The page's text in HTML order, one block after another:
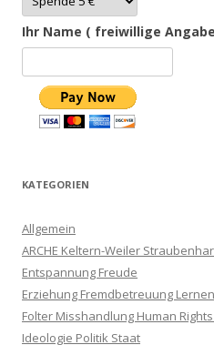
Ihr Name ( freiwillige
KATEGORIEN
Allgemein
ARCHE Keltern-Weiler
Entspannung Freude
Erziehung Fremdbetreuung
Folter Misshandlung Human Rights
Ideologie Politik Staat